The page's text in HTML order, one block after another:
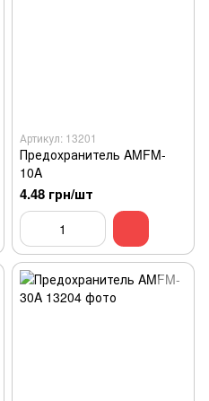
Артикул: 13201
Предохранитель AMFM-
10A
4.48 грн/шт